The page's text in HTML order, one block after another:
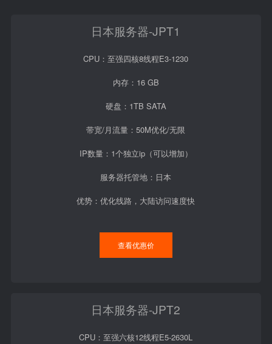
日本服务器-JPT1
CPU：至强四核8线程E3-1230
内存：16 GB
硬盘：1TB SATA
带宽/月流量：50M优化/无限
IP数量：1个独立ip（可以增加）
服务器托管地：日本
优势：优化线路，大陆访问速度快
查看优惠价
日本服务器-JPT2
CPU：至强六核12线程E5-2630L